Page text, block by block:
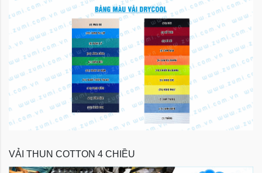
VẢI THUN COTTON 4 CHIỀU